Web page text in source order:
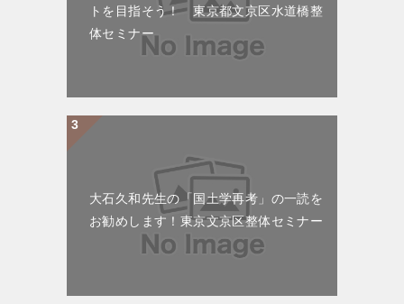
トを目指そう！ 東京都文京区水道橋整
体セミナー
大石久和先生の「国土学再考」の一読を
お勧めします！東京文京区整体セミナー